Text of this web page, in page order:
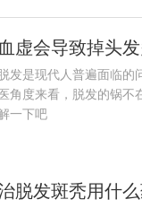
血虚会导致掉头
脱发是现代人普遍面临的
医角度来看，脱发的锅不
一下吧
脱发斑秃用什么